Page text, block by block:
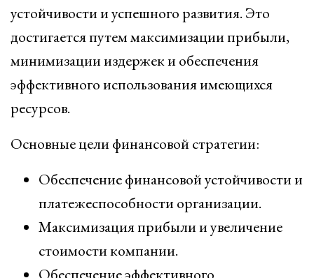
устойчивости и успешного развития. Это
достигается путем максимизации прибыли,
минимизации издержек и обеспечения
эффективного использования имеющихся
ресурсов.
Основные цели финансовой стратегии:
Обеспечение финансовой устойчивости и
платежеспособности организации.
Максимизация прибыли и увеличение
стоимости компании.